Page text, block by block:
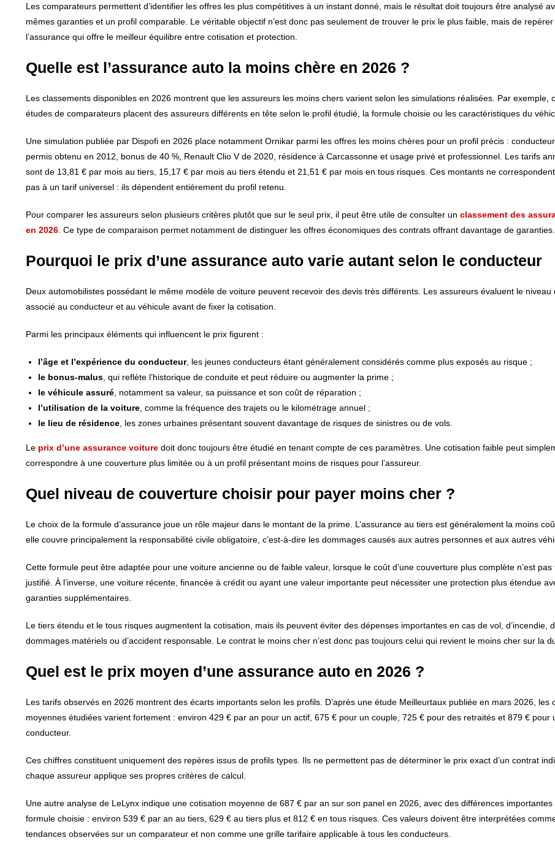
Les comparateurs permettent d’identifier les offres les plus compétitives à un instant donné, mais le résultat doit toujours être analysé
mêmes garanties et un profil comparable. Le véritable objectif n’est donc pas seulement de trouver le prix le plus faible, mais de repérer
l’assurance qui offre le meilleur équilibre entre cotisation et protection.
Quelle est l’assurance auto la moins chère en 2026 ?
Les classements disponibles en 2026 montrent que les assureurs les moins chers varient selon les simulations réalisées. Par exemple,
études de comparateurs placent des assureurs différents en tête selon le profil étudié, la formule choisie ou les caractéristiques du
Une simulation publiée par Dispofi en 2026 place notamment Ornikar parmi les offres les moins chères pour un profil précis :
permis obtenu en 2012, bonus de 40 %, Renault Clio V de 2020, résidence à Carcassonne et usage privé et professionnel. Les tarifs
sont de 13,81 € par mois au tiers, 15,17 € par mois au tiers étendu et 21,51 € par mois en tous risques. Ces montants ne
pas à un tarif universel : ils dépendent entièrement du profil retenu.
Pour comparer les assureurs selon plusieurs critères plutôt que sur le seul prix, il peut être utile de consulter un classement des
en 2026 . Ce type de comparaison permet notamment de distinguer les offres économiques des contrats offrant davantage de garanties.
Pourquoi le prix d’une assurance auto varie autant selon le conducteur
Deux automobilistes possédant le même modèle de voiture peuvent recevoir des devis très différents. Les assureurs évaluent le niveau
associé au conducteur et au véhicule avant de fixer la cotisation.
Parmi les principaux éléments qui influencent le prix figurent :
l’âge et l’expérience du conducteur, les jeunes conducteurs étant généralement considérés comme plus exposés au risque ;
le bonus-malus , qui reflète l’historique de conduite et peut réduire ou augmenter la prime ;
le véhicule assuré , notamment sa valeur, sa puissance et son coût de réparation ;
l’utilisation de la voiture , comme la fréquence des trajets ou le kilométrage annuel ;
le lieu de résidence , les zones urbaines présentant souvent davantage de risques de sinistres ou de vols.
Le prix d’une assurance voiture doit donc toujours être étudié en tenant compte de ces paramètres. Une cotisation faible peut
correspondre à une couverture plus limitée ou à un profil présentant moins de risques pour l’assureur.
Quel niveau de couverture choisir pour payer moins cher ?
Le choix de la formule d’assurance joue un rôle majeur dans le montant de la prime. L’assurance au tiers est généralement la moins
elle couvre principalement la responsabilité civile obligatoire, c’est-à-dire les dommages causés aux autres personnes et aux autres
Cette formule peut être adaptée pour une voiture ancienne ou de faible valeur, lorsque le coût d’une couverture plus complète n’est pas
justifié. À l’inverse, une voiture récente, financée à crédit ou ayant une valeur importante peut nécessiter une protection plus étendue
garanties supplémentaires.
Le tiers étendu et le tous risques augmentent la cotisation, mais ils peuvent éviter des dépenses importantes en cas de vol, d’incendie,
dommages matériels ou d’accident responsable. Le contrat le moins cher n’est donc pas toujours celui qui revient le moins cher sur la
Quel est le prix moyen d’une assurance auto en 2026 ?
Les tarifs observés en 2026 montrent des écarts importants selon les profils. D’après une étude Meilleurtaux publiée en mars 2026, les
moyennes étudiées varient fortement : environ 429 € par an pour un actif, 675 € pour un couple, 725 € pour des retraités et 879 € pour
conducteur.
Ces chiffres constituent uniquement des repères issus de profils types. Ils ne permettent pas de déterminer le prix exact d’un contrat
chaque assureur applique ses propres critères de calcul.
Une autre analyse de LeLynx indique une cotisation moyenne de 687 € par an sur son panel en 2026, avec des différences importantes
formule choisie : environ 539 € par an au tiers, 629 € au tiers plus et 812 € en tous risques. Ces valeurs doivent être interprétées
tendances observées sur un comparateur et non comme une grille tarifaire applicable à tous les conducteurs.